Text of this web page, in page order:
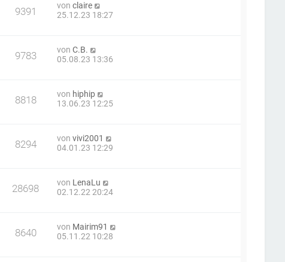
9391 vonclaire
25.12.23 18:27
9783 vonC.B.
05.08.23 13:36
8818 von hiphip
13.06.23 12:25
8294 vonvivi2001
04.01.23 12:29
28698 von LenaLu
02.12.22 20:24
8640 von Mairim91
05.11.22 10:28